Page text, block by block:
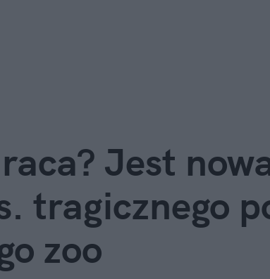
Jest
tragicznego
zoo